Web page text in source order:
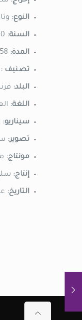
النوع:
السنة:
المدة: 58 دقيقة
تصنيف :
البلد:
اللغة:
سيناريو:
تصوير:
مونتاج:
إنتاج:
التاريخ: